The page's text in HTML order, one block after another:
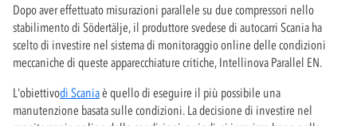
Dopo aver effettuato misurazioni parallele su due compressori nello
stabilimento di Södertälje, il produttore svedese di autocarri Scania ha
scelto di investire nel sistema di monitoraggio online delle condizioni
meccaniche di queste apparecchiature critiche, Intellinova Parallel EN.
L'obiettivodi Scaniaè quello di eseguire il più possibile una
manutenzione basata sulle condizioni. La decisione di investire nel